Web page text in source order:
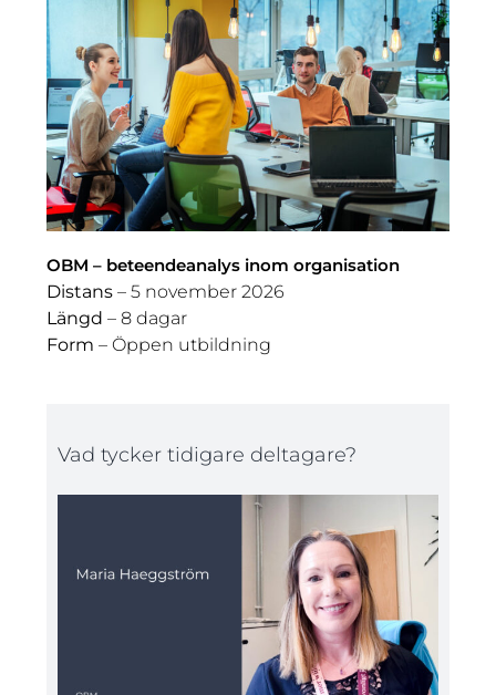
OBM – beteendeanalys inom organisation
Distans– 5 november 2026
Längd – 8 dagar
Form – Öppen utbildning
Vad tycker tidigare deltagare?